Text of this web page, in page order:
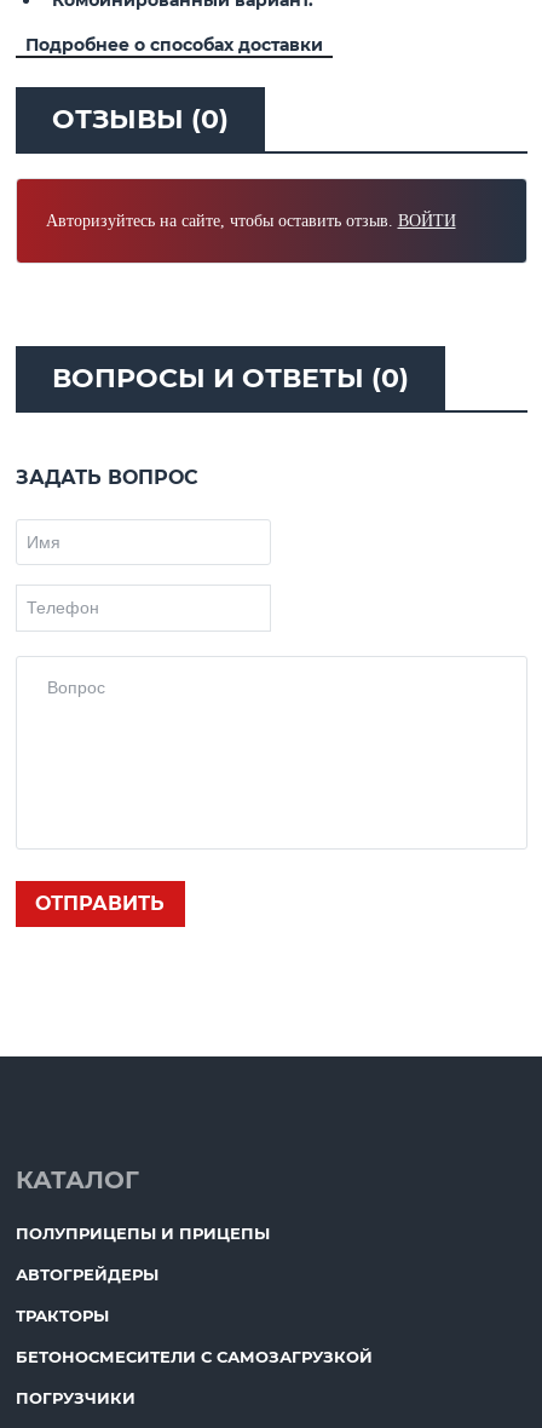
Подробнее о способах доставки
ОТЗЫВЫ (0)
Авторизуйтесь на сайте, чтобы оставить отзыв. ВОЙТИ
ВОПРОСЫ И ОТВЕТЫ (0)
ЗАДАТЬ ВОПРОС
КАТАЛОГ
ПОЛУПРИЦЕПЫ И ПРИЦЕПЫ
АВТОГРЕЙДЕРЫ
ТРАКТОРЫ
БЕТОНОСМЕСИТЕЛИ С САМОЗАГРУЗКОЙ
ПОГРУЗЧИКИ